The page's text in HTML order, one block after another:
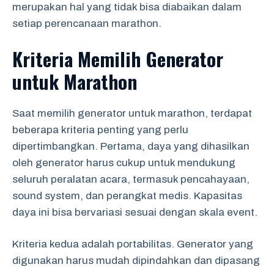
merupakan hal yang tidak bisa diabaikan dalam
setiap perencanaan marathon.
Kriteria Memilih Generator
untuk Marathon
Saat memilih generator untuk marathon, terdapat
beberapa kriteria penting yang perlu
dipertimbangkan. Pertama, daya yang dihasilkan
oleh generator harus cukup untuk mendukung
seluruh peralatan acara, termasuk pencahayaan,
sound system, dan perangkat medis. Kapasitas
daya ini bisa bervariasi sesuai dengan skala event.
Kriteria kedua adalah portabilitas. Generator yang
digunakan harus mudah dipindahkan dan dipasang